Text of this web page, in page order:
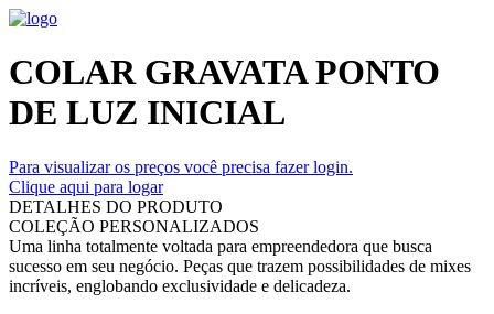
COLAR GRAVATA PONTO
DE LUZ INICIAL
Para visualizar os preços você precisa fazer login.
Clique aqui para logar
DETALHES DO PRODUTO
COLEÇÃO PERSONALIZADOS
Uma linha totalmente voltada para empreendedora que busca
sucesso em seu negócio. Peças que trazem possibilidades de mixes
incríveis, englobando exclusividade e delicadeza.